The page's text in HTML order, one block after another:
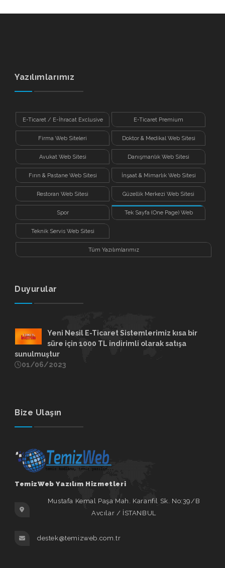
Yazılımlarımız
E-Ticaret / E-İhracat Exclusive E-Ticaret Premium
Firma Web Siteleri Doktor & Medikal Web Sitesi
Avukat Web Sitesi Danışmanlık Web Sitesi
Fırın & Pastane Web Sitesi İnşaat & Mimarlık Web Sitesi
Restoran Web Sitesi Güzellik Merkezi Web Sitesi
Spor Tek Sayfa (One Page) Web
Teknik Servis Web Sitesi
Tüm Yazılımlarımız
Duyurular
Yeni Nesil E-Ticaret Sistemlerimiz kısa bir
süre için 1000 TL indirimli olarak satışa
sunulmuştur
01/06/2023
Bize Ulaşın
TemizWeb Yazılım Hizmetleri
Mustafa Kemal Paşa Mah. Karanfil Sk. No:39/B
Avcılar / İSTANBUL
destek@temizweb.com.tr